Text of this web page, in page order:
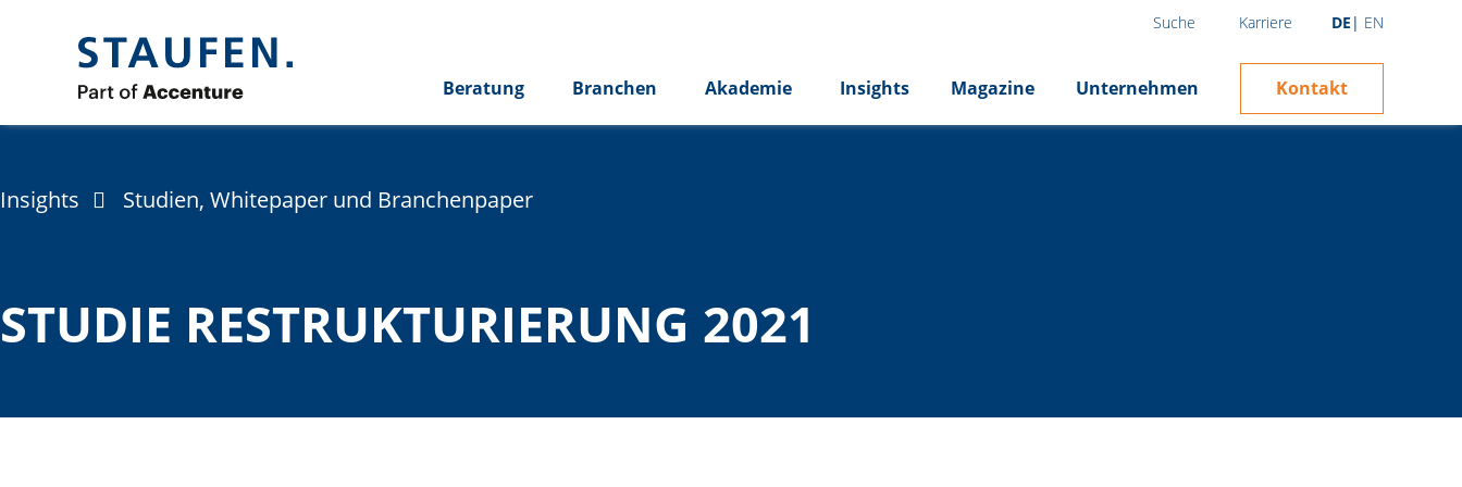
Suche Karriere DE EN
Beratung Branchen Akademie Insights Magazine Unternehmen Kontakt
Insights Studien, Whitepaper und Branchenpaper
STUDIE RESTRUKTURIERUNG 2021